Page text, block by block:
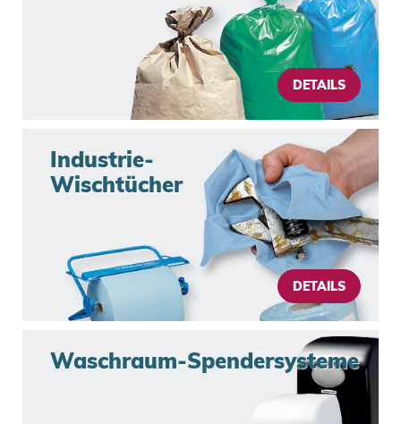
Waschraum-Spendersysteme
DETAILS
DETAILS
Industrie-
Wischtücher